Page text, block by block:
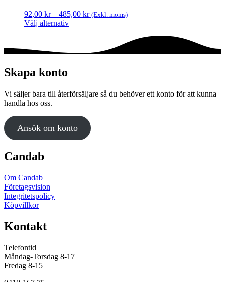
De
olika
alternativen
väljas
på
92,00 kr – 485,00 krPrisintervall:
(Exkl. moms)
Välj alternativ
produkten
varianter.
olika
alternativen
på
produktsidan
Skapa konto
Vi säljer bara till återförsäljare så du behöver ett konto för att kunna
handla hos oss.
Ansök om konto
Candab
Om Candab
Företagsvision
Integritetspolicy
Köpvillkor
Kontakt
Telefontid
Måndag-Torsdag 8-17
Fredag 8-15